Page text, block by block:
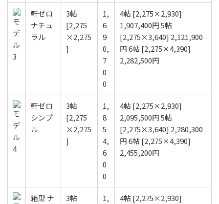
軒ゼロ
ナチュ
ラル
3帖
[2,275
×2,275
]
1,
6
9
0,
7
0
0
4帖 [2,275×2,930]
1,907,400円 5帖
[2,275×3,640] 2,121,900
円 6帖 [2,275×4,390]
2,282,500円
軒ゼロ
シンプ
ル
3帖
[2,275
×2,275
]
1,
8
5
4,
6
0
0
4帖 [2,275×2,930]
2,095,500円 5帖
[2,275×3,640] 2,280,300
円 6帖 [2,275×4,390]
2,455,200円
箱型 ナ
3帖
1,
4帖 [2,275×2,930]